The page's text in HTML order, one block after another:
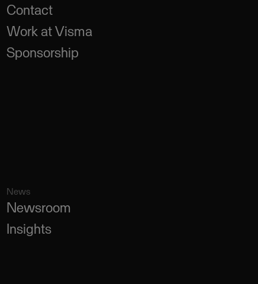
Contact
Work at Visma
Sponsorship
News
Newsroom
Insights